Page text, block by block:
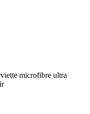
microfibre ultra